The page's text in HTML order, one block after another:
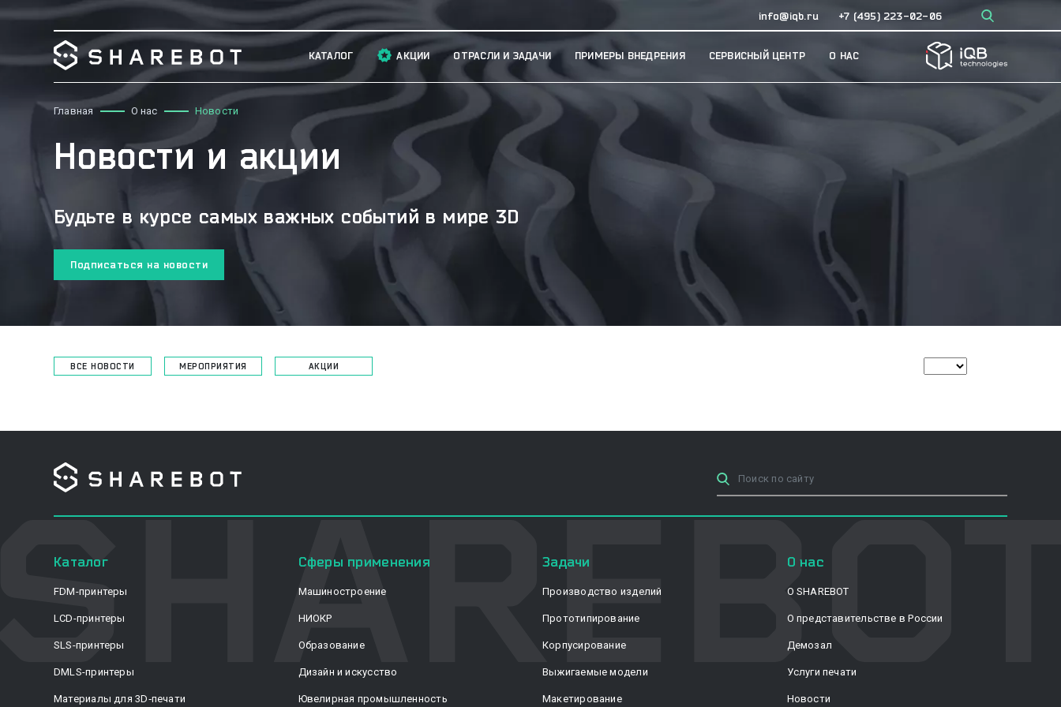
info@iqb.ru +7 (495) 223-02-06 ×
КАТАЛОГ АКЦИИ ОТРАСЛИ И ЗАДАЧИ ПРИМЕРЫ ВНЕДРЕНИЯ СЕРВИСНЫЙ ЦЕНТР О НАС
Главная О нас Новости
Новости и акции
Будьте в курсе самых важных событий в мире 3D
Подписаться на новости
ВСЕ НОВОСТИ МЕРОПРИЯТИЯ АКЦИИ
Каталог
FDM-принтеры
LCD-принтеры
SLS-принтеры
DMLS-принтеры
Материалы для 3D‑печати
Сферы применения
Машиностроение
НИОКР
Образование
Дизайн и искусство
Ювелирная промышленность
Задачи
Производство изделий
Прототипирование
Корпусирование
Выжигаемые модели
Макетирование
О нас
О SHAREBOT
О представительстве в России
Демозал
Услуги печати
Новости